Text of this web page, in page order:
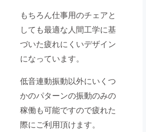
もちろん仕事用のチェアと
しても最適な人間工学に基
づいた疲れにくいデザイン
になっています。
低音連動振動以外にいくつ
かのパターンの振動のみの
稼働も可能ですので疲れた
際にご利用頂けます。